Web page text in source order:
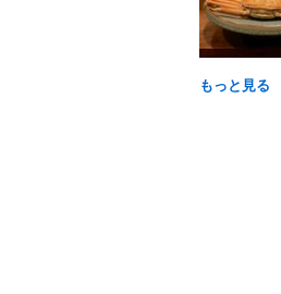
もっと見る